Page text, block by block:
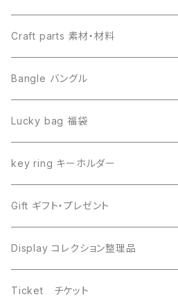
Canyon Diablo キャニオンディアブロ
Imilac イミラック
Henbury ヘンブリー
Dronino ドロニノ
Moldavite モルダバイト
Seymchan セイムチャン
WireWrapping ワイヤーラッピング
Sericho セリコ
Libyan desert glass リビアングラス
Seymchan セイムチャン
Imilac イミラック
Moldavite モルダバイト
Dronino ドロニノ
Brahin ブラヒン
Craft parts 素材・材料
Bangle バングル
Lucky bag 福袋
key ring キーホルダー
Gift ギフト・プレゼント
Display コレクション整理品
Ticket チケット